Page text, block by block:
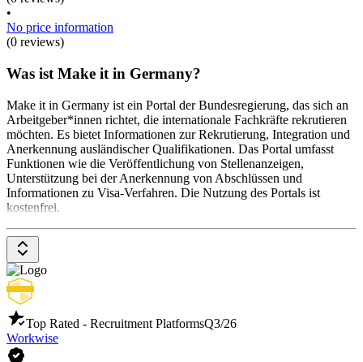
•
No price information
(0 reviews)
Was ist Make it in Germany?
Make it in Germany ist ein Portal der Bundesregierung, das sich an
Arbeitgeber*innen richtet, die internationale Fachkräfte rekrutieren
möchten. Es bietet Informationen zur Rekrutierung, Integration und
Anerkennung ausländischer Qualifikationen. Das Portal umfasst
Funktionen wie die Veröffentlichung von Stellenanzeigen,
Unterstützung bei der Anerkennung von Abschlüssen und
Informationen zu Visa-Verfahren. Die Nutzung des Portals ist
kostenfrei.
Top Rated - Recruitment PlatformsQ3/26
Workwise